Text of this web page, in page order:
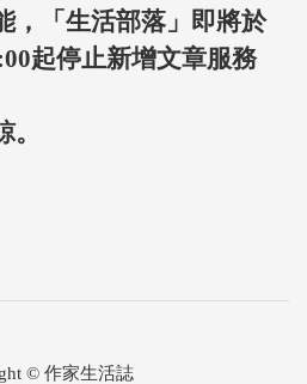
，「生活部落」即將於
起停止新增文章服務
© 作家生活誌